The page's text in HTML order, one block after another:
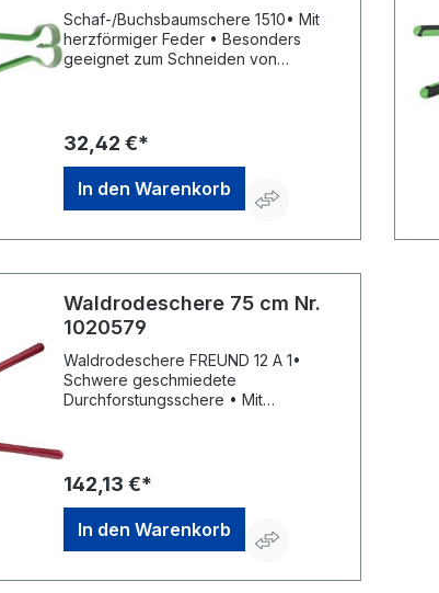
Schaf-/Buchsbaumschere 1510• Mit
herzförmiger Feder • Besonders
geeignet zum Schneiden von
Stuttgarter Str. 4, 73614 Schorndorf,
DE, +49718120000, info@freund-
victoria.de
32,42 €*
In den Warenkorb
Waldrodeschere 75 cm Nr.
1020579
Waldrodeschere FREUND 12 A 1•
Schwere geschmiedete
Durchforstungsschere • Mit
Holzgriffe • Schneidet Äste bis 45 mm
DurchmesserHersteller: Freund
Victoria Gartengeräte GmbH,
Stuttgarter Str. 4, 73614 Schorndorf,
DE, +49718120000, info@freund-
victoria.de
142,13 €*
In den Warenkorb